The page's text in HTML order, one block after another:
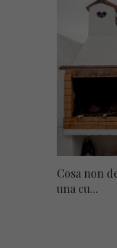
Cosa non
una cu...